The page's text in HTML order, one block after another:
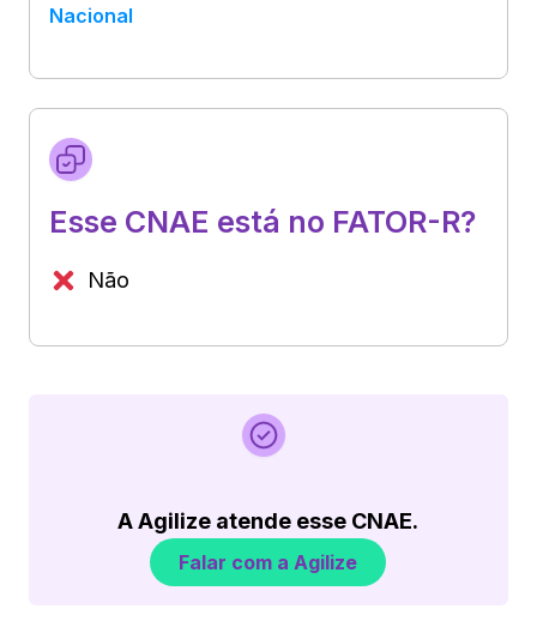
Nacional
Esse CNAE está no FATOR-R?
Não
A Agilize atende esse CNAE.
Falar com a Agilize